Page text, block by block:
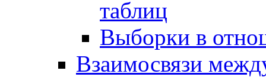
таблиц
Выборки в
Взаимосвязи